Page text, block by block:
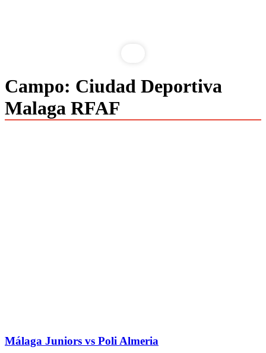
Campo: Ciudad Deportiva
Malaga RFAF
Málaga Juniors vs Poli Almeria